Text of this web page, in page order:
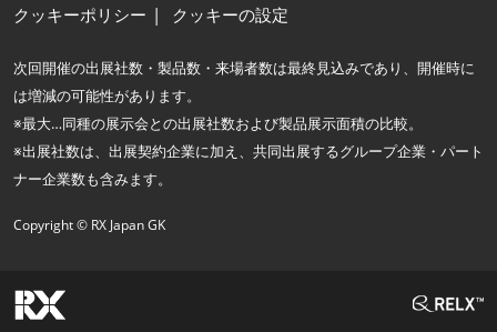
クッキーポリシー
クッキーの設定
次回開催の出展社数・製品数・来場者数は最終見込みであり、開催時に
は増減の可能性があります。
※最大…同種の展示会との出展社数および製品展示面積の比較。
※出展社数は、出展契約企業に加え、共同出展するグループ企業・パート
ナー企業数も含みます。
Copyright © RX Japan GK